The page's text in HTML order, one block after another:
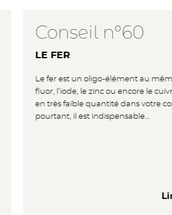
Conseil n°60
LE FER
Le fer est un oligo-élément au
fluor, l’iode, le zinc ou encore le
en très faible quantité dans votre
pourtant, il est indispensable…